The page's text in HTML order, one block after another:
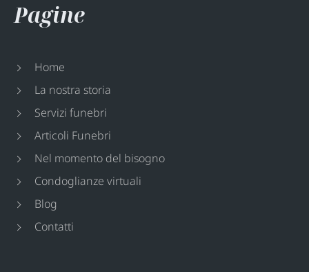
Pagine
Home
La nostra storia
Servizi funebri
Articoli Funebri
Nel momento del bisogno
Condoglianze virtuali
Blog
Contatti